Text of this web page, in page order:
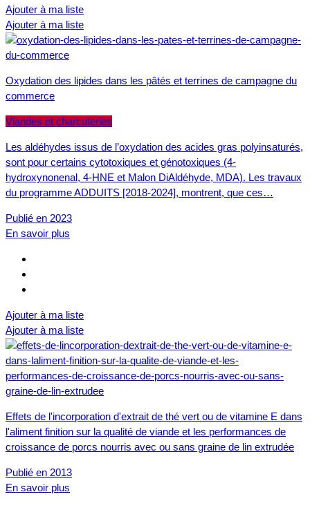
Ajouter à ma liste
Ajouter à ma liste
Oxydation des lipides dans les pâtés et terrines de campagne du
commerce
Viandes et charcuteries
Les aldéhydes issus de l’oxydation des acides gras polyinsaturés,
sont pour certains cytotoxiques et génotoxiques (4-
hydroxynonenal, 4-HNE et Malon DiAldéhyde, MDA). Les travaux
du programme ADDUITS [2018-2024], montrent, que ces…
Publié en 2023
En savoir plus
Ajouter à ma liste
Ajouter à ma liste
Effets de l'incorporation d'extrait de thé vert ou de vitamine E dans
l'aliment finition sur la qualité de viande et les performances de
croissance de porcs nourris avec ou sans graine de lin extrudée
Publié en 2013
En savoir plus